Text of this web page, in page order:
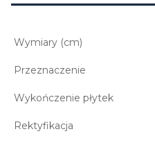
Wymiary (cm)
Przeznaczenie
Wykończenie płytek
Rektyfikacja